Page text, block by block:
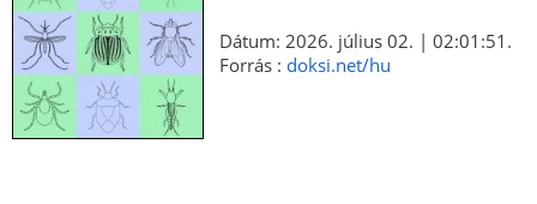
Dátum: 2026. július 02. | 02:01:51.
Forrás : doksi.net/hu